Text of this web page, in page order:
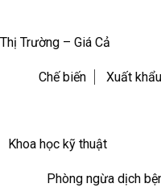
Thị Trường – Giá Cả
Chế biến Xuất khẩu
Khoa học kỹ thuật
Phòng ngừa dịch